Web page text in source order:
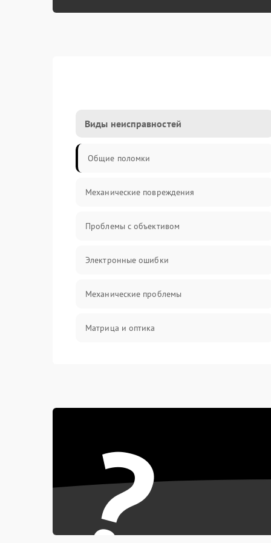
Виды неисправностей
Общие поломки
Механические повреждения
Проблемы с объективом
Электронные ошибки
Механические проблемы
Матрица и оптика
Программные сбои
Коммуникации и интерфейсы
?